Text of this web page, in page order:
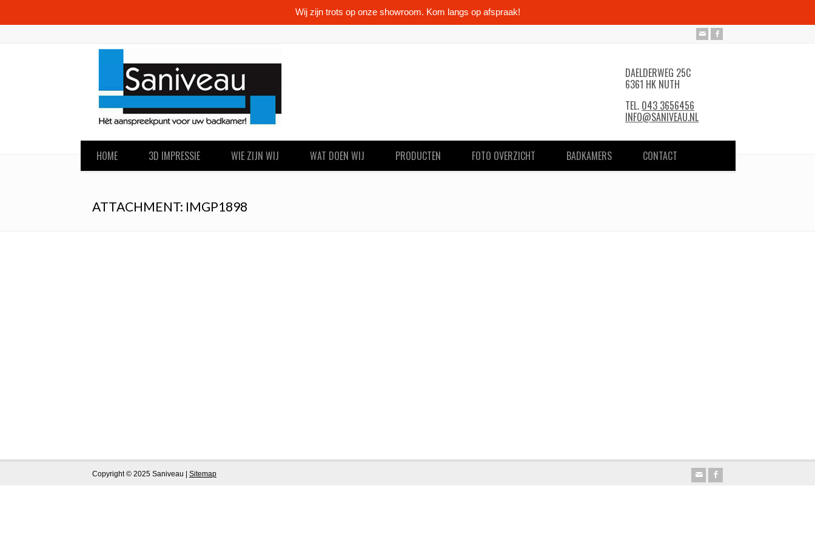
Wij zijn trots op onze showroom. Kom langs op afspraak!
DAELDERWEG 25C
6361 HK NUTH
TEL. 043 3656456
INFO@SANIVEAU.NL
HOME 3D IMPRESSIE WIE ZIJN WIJ WAT DOEN WIJ PRODUCTEN FOTO OVERZICHT BADKAMERS CONTACT
ATTACHMENT: IMGP1898
Copyright © 2025 Saniveau | Sitemap